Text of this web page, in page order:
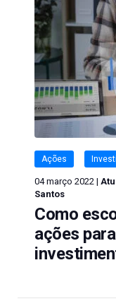
Ações
04 março 2022 |
Santos
Como
ações